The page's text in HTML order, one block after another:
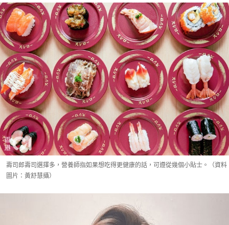
壽司郎壽司選擇多，營養師指如果想吃得更健康的話，可遵從幾個小貼士。（資料
圖片：黃舒慧攝）